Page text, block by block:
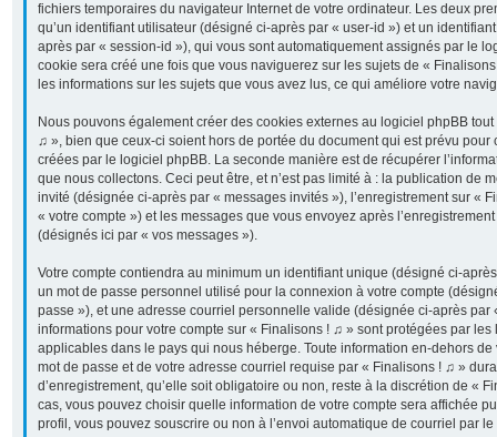
fichiers temporaires du navigateur Internet de votre ordinateur. Les deux
qu’un identifiant utilisateur (désigné ci-après par « user-id ») et un
après par « session-id »), qui vous sont automatiquement assignés par le
cookie sera créé une fois que vous naviguerez sur les sujets de «
les informations sur les sujets que vous avez lus, ce qui améliore votre
Nous pouvons également créer des cookies externes au logiciel phpBB
♫ », bien que ceux-ci soient hors de portée du document qui est prévu pour
créées par le logiciel phpBB. La seconde manière est de récupérer
que nous collectons. Ceci peut être, et n’est pas limité à : la publication de
invité (désignée ci-après par « messages invités »), l’enregistrement sur «
« votre compte ») et les messages que vous envoyez après
(désignés ici par « vos messages »).
Votre compte contiendra au minimum un identifiant unique (désigné ci-
un mot de passe personnel utilisé pour la connexion à votre compte
passe »), et une adresse courriel personnelle valide (désignée ci-après par
informations pour votre compte sur « Finalisons ! ♫ » sont protégées par
applicables dans le pays qui nous héberge. Toute information en-dehors de
mot de passe et de votre adresse courriel requise par « Finalisons ! ♫ »
d’enregistrement, qu’elle soit obligatoire ou non, reste à la discrétion de «
cas, vous pouvez choisir quelle information de votre compte sera affichée
profil, vous pouvez souscrire ou non à l’envoi automatique de courriel par